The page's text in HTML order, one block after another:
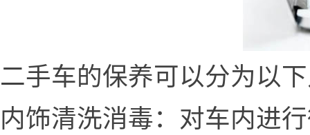
二手车的保养可以分为以
内饰清洗消毒：对车内进